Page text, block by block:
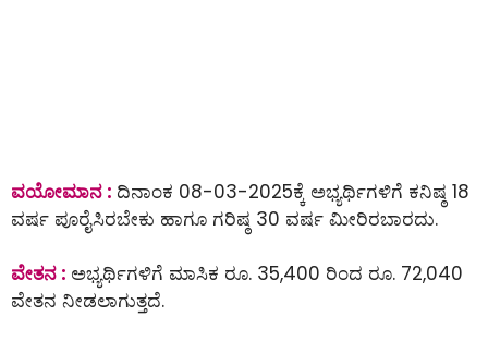
ವಯೋಮಾನ : ದಿನಾಂಕ 08-03-2025ಕ್ಕೆ ಅಭ್ಯರ್ಥಿಗಳಿಗೆ ಕನಿಷ್ಠ 18
ವರ್ಷ ಪೂರೈಸಿರಬೇಕು ಹಾಗೂ ಗರಿಷ್ಠ 30 ವರ್ಷ ಮೀರಿರಬಾರದು.
ವೇತನ : ಅಭ್ಯರ್ಥಿಗಳಿಗೆ ಮಾಸಿಕ ರೂ. 35,400 ರಿಂದ ರೂ. 72,040
ವೇತನ ನೀಡಲಾಗುತ್ತದೆ.